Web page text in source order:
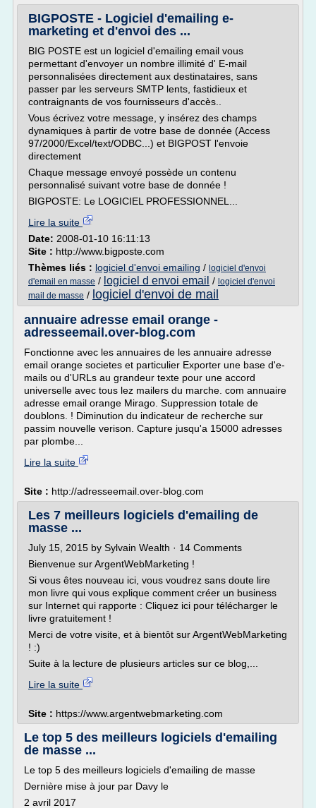
BIGPOSTE - Logiciel d'emailing e-
marketing et d'envoi des ...
BIG POSTE est un logiciel d'emailing email vous
permettant d'envoyer un nombre illimité d' E-mail
personnalisées directement aux destinataires, sans
passer par les serveurs SMTP lents, fastidieux et
contraignants de vos fournisseurs d'accès..
Vous écrivez votre message, y insérez des champs
dynamiques à partir de votre base de donnée (Access
97/2000/Excel/text/ODBC...) et BIGPOST l'envoie
directement
Chaque message envoyé possède un contenu
personnalisé suivant votre base de donnée !
BIGPOSTE: Le LOGICIEL PROFESSIONNEL...
Lire la suite
Date: 2008-01-10 16:11:13
Site : http://www.bigposte.com
Thèmes liés : logiciel d'envoi emailing / logiciel d'envoi
d'email en masse / logiciel d envoi email / logiciel d'envoi
mail de masse / logiciel d'envoi de mail
annuaire adresse email orange -
adresseemail.over-blog.com
Fonctionne avec les annuaires de les annuaire adresse
email orange societes et particulier Exporter une base d'e-
mails ou d'URLs au grandeur texte pour une accord
universelle avec tous lez mailers du marche. com annuaire
adresse email orange Mirago. Suppression totale de
doublons. ! Diminution du indicateur de recherche sur
passim nouvelle verison. Capture jusqu'a 15000 adresses
par plombe...
Lire la suite
Site : http://adresseemail.over-blog.com
Les 7 meilleurs logiciels d'emailing de
masse ...
July 15, 2015 by Sylvain Wealth · 14 Comments
Bienvenue sur ArgentWebMarketing !
Si vous êtes nouveau ici, vous voudrez sans doute lire
mon livre qui vous explique comment créer un business
sur Internet qui rapporte : Cliquez ici pour télécharger le
livre gratuitement !
Merci de votre visite, et à bientôt sur ArgentWebMarketing
! :)
Suite à la lecture de plusieurs articles sur ce blog,...
Lire la suite
Site : https://www.argentwebmarketing.com
Le top 5 des meilleurs logiciels d'emailing
de masse ...
Le top 5 des meilleurs logiciels d'emailing de masse
Dernière mise à jour par Davy le
2 avril 2017